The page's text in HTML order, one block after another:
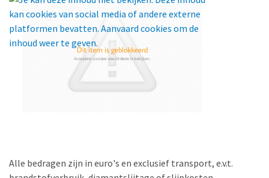
Alle bedragen zijn in euro's en exclusief transport, e.v.t.